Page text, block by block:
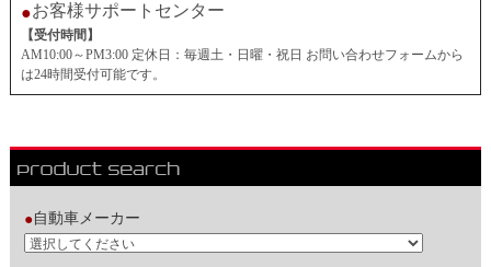
●お客様サポートセンター
【受付時間】
AM10:00～PM3:00 定休日：毎週土・日曜・祝日 お問い合わせフォームから
は24時間受付可能です。
●自動車メーカー